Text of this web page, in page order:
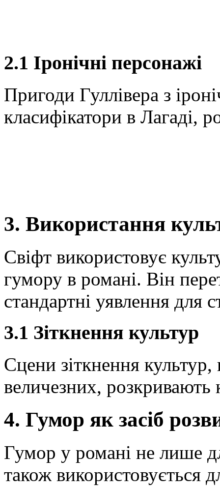
2.1 Іронічні персонажі
Пригоди Гуллівера з
класифікатори в Лагаді,
3. Використання
Свіфт використовує
гумору в романі. Він
стандартні уявлення для
3.1 Зіткнення культур
Сцени зіткнення культур,
величезних, розкривають
4. Гумор як засіб
Гумор у романі не лише
також використовується